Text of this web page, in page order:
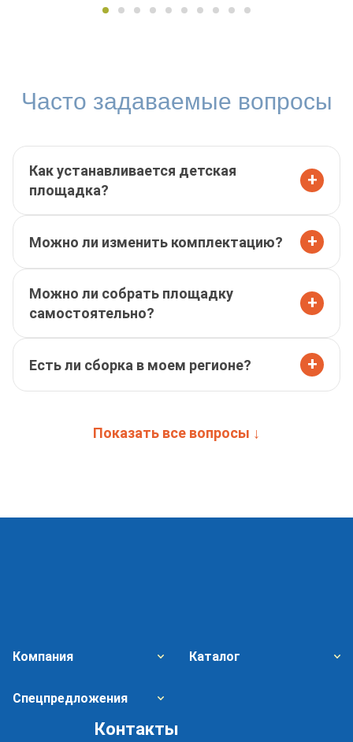
Часто задаваемые вопросы
Как устанавливается детская
площадка?
+
Можно ли изменить комплектацию? +
Можно ли собрать площадку
самостоятельно?
+
Есть ли сборка в моем регионе? +
Показать все вопросы ↓
Компания Каталог
Спецпредложения
Контакты